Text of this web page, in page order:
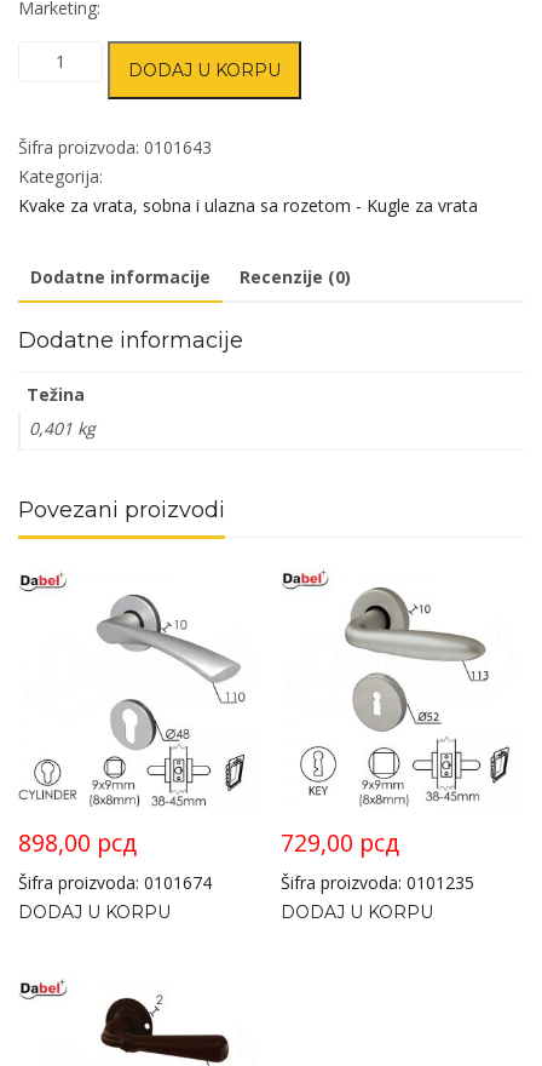
Marketing:
Kvaka
vrata
TANJA
Ac
DBP3
DODAJ U KORPU
Šifra proizvoda: 0101643
Kategorija:
Kvake za vrata, sobna i ulazna sa rozetom - Kugle za vrata
Dodatne informacije Recenzije (0)
Dodatne informacije
Težina
0,401 kg
Povezani proizvodi
898,00 рсд
Šifra proizvoda: 0101674
DODAJ U KORPU
729,00 рсд
Šifra proizvoda: 0101235
DODAJ U KORPU